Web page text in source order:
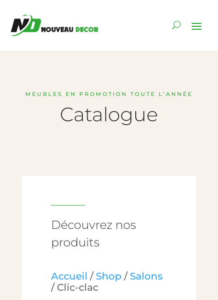
MEUBLES EN PROMOTION TOUTE L’ANNÉE
Catalogue
Découvrez nos
produits
Accueil / Shop / Salons
/ Clic-clac